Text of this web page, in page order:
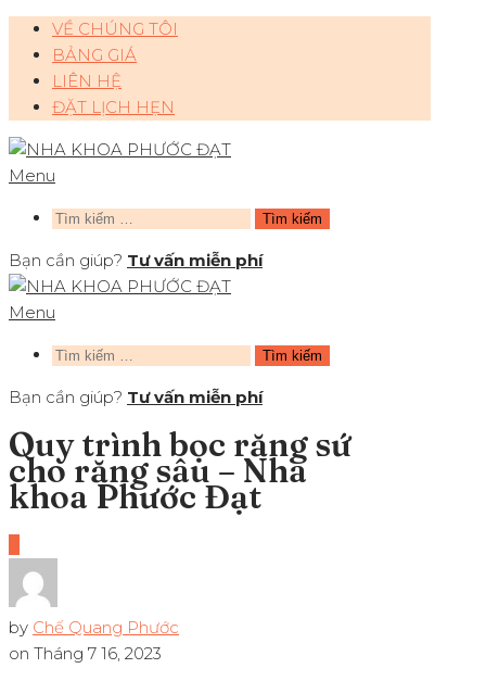
VỀ CHÚNG TÔI
BẢNG GIÁ
LIÊN HỆ
ĐẶT LỊCH HẸN
Menu
Tìm
cho:
Bạn cần giúp? Tư vấn miễn phí
Menu
Tìm
cho:
Bạn cần giúp? Tư vấn miễn phí
Quy trình bọc răng sứ
cho răng sâu – Nha
khoa Phước Đạt
by Chế Quang Phước
on Tháng 7 16, 2023